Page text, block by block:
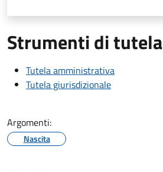
Strumenti di tutela
Tutela amministrativa
Tutela giurisdizionale
Argomenti:
Nascita